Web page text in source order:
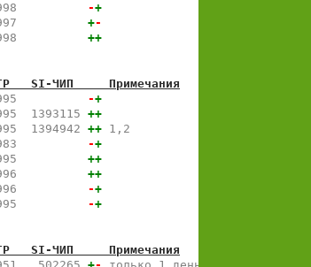
1998 -+
1997 +-
р   1998 ++
ЧИП     Примечания
1995 -+
1393115 ++
1394942 ++ 1,2
р   1983
-+
1995 ++
1996 ++
1996 -+
1995 -+
ЧИП     Примечания